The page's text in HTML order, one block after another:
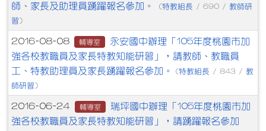
師、家長及助理員踴躍報名參加。
(特教組長 / 690 / 教師研
習 )
2016-08-08 輔導室
永安國中辦理「105年度桃園市加
強各校教職員及家長特教知能研習」，請教師、教職員
工、特教助理員及家長踴躍報名參加。
(特教組長 / 843 / 教
師研習 )
2016-06-24 輔導室
瑞坪國中辦理「105年度桃園市加
強各校教職員及家長特教知能研習」，請踴躍報名參加